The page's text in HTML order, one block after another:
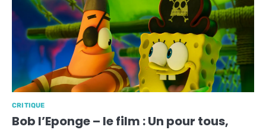
CRITIQUE
Bob l’Eponge – le film : Un pour tous,